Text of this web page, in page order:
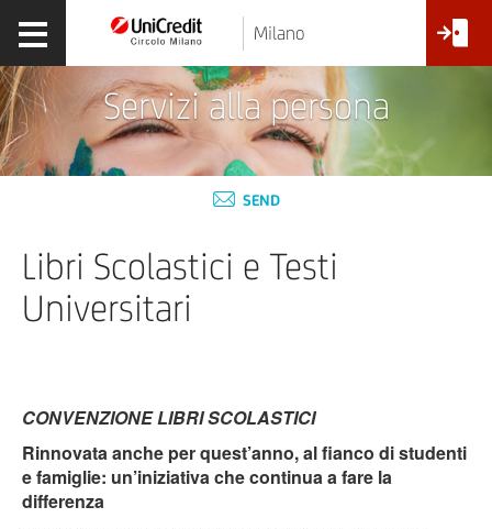
Milano
Servizi alla persona
SEND
Libri Scolastici e Testi
Universitari
CONVENZIONE LIBRI SCOLASTICI
Rinnovata anche per quest’anno, al fianco di studenti
e famiglie: un’iniziativa che continua a fare la
differenza